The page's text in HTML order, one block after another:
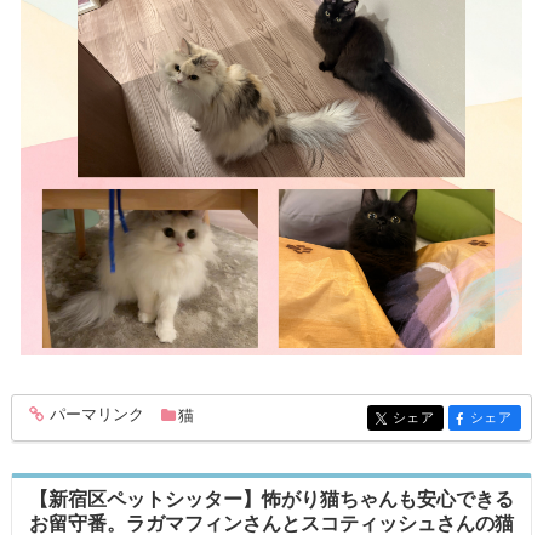
entry379
パーマリンク 猫 entry379
シェア entry379
シェア
【新宿区ペットシッター】怖がり猫ちゃんも安心できる
お留守番。ラガマフィンさんとスコティッシュさんの猫